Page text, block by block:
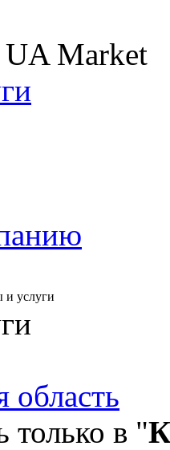
Market
и услуги
область
только в "